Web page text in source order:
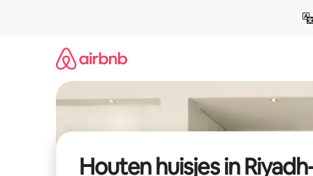
Houten huisjes in